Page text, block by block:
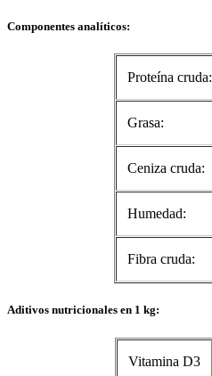
Componentes analíticos:
Proteína cruda:
Grasa:
Ceniza cruda:
Humedad:
Fibra cruda:
Aditivos nutricionales en 1 kg:
Vitamina D3